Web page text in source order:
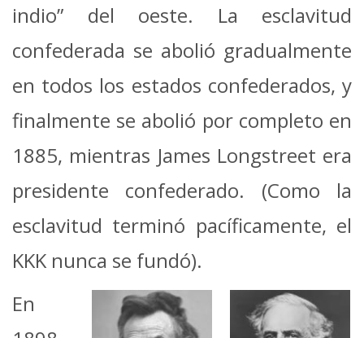
indio” del oeste. La esclavitud
confederada se abolió gradualmente
en todos los estados confederados, y
finalmente se abolió por completo en
1885, mientras James Longstreet era
presidente confederado. (Como la
esclavitud terminó pacíficamente, el
KKK nunca se fundó).
En